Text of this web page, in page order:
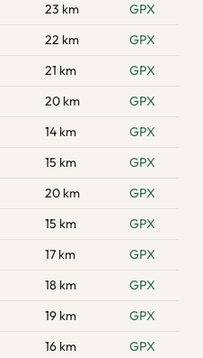
23 km
GPX
22 km
GPX
21 km
GPX
20 km
GPX
14 km
GPX
15 km
GPX
20 km
GPX
15 km
GPX
17 km
GPX
18 km
GPX
19 km
GPX
16 km
GPX